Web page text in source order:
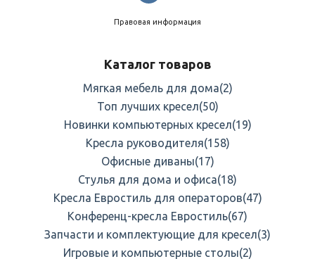
Правовая информация
Каталог товаров
Мягкая мебель для дома(2)
Топ лучших кресел(50)
Новинки компьютерных кресел(19)
Кресла руководителя(158)
Офисные диваны(17)
Стулья для дома и офиса(18)
Кресла Евростиль для операторов(47)
Конференц-кресла Евростиль(67)
Запчасти и комплектующие для кресел(3)
Игровые и компьютерные столы(2)